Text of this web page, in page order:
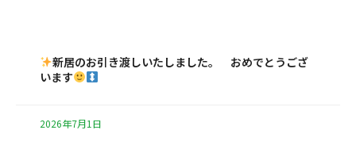
新居のお引き渡しいたしました。 おめでとうござ
います
2026年7月1日